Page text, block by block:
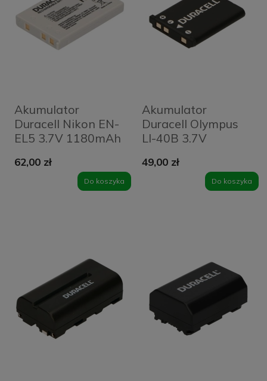
Akumulator
Duracell Nikon EN-
EL5 3.7V 1180mAh
62,00 zł
Do koszyka
Akumulator
Duracell Olympus
LI-40B 3.7V
49,00 zł
Do koszyka